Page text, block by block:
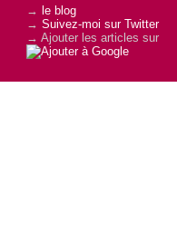
→ le blog
→Suivez-moi sur Twitter
→ Ajouter les articles sur